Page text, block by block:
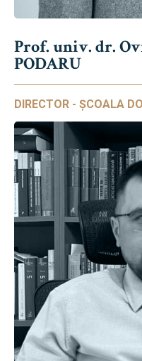
Prof. univ. dr.
PODARU
DIRECTOR - ȘCOALA